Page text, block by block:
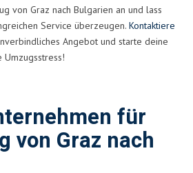
von Graz nach Bulgarien an und lass
Service überzeugen. Kontaktiere
Angebot und starte deine
Umzugsstress!
für
von Graz nach